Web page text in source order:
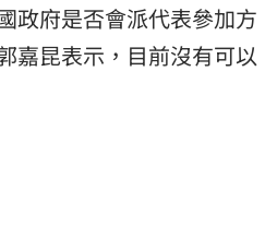
政府是否會派代表參加方
嘉昆表示，目前沒有可以